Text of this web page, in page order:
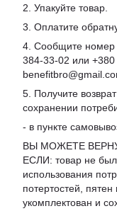
2. Упакуйте товар.
3. Оплатите
4. Сообщите номер
384-33-02 или
5. Получите
сохранении
- в пункте
ВЫ МОЖЕТЕ
ЕСЛИ: товар не
использования
потертостей,
укомплектован и